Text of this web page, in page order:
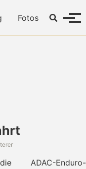
Fotos Toggle
ADAC-Enduro-